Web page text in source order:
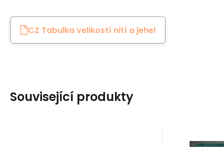
CZ Tabulka velikostí nití a jehel
Související produkty